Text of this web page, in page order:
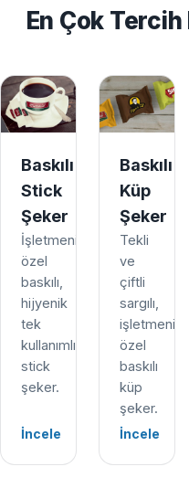
En Çok
Baskılı
Stick
Şeker
İşletmenize
özel
baskılı,
hijyenik
tek
kullanımlık
stick
şeker.
İncele
Baskılı
Küp
Şeker
Tekli
ve
çiftli
sargılı,
işletmenize
özel
baskılı
küp
şeker.
İncele